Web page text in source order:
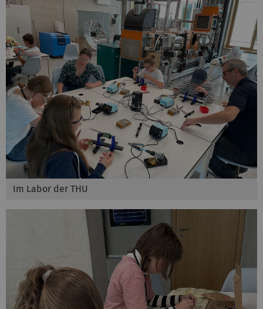
Im Labor der THU